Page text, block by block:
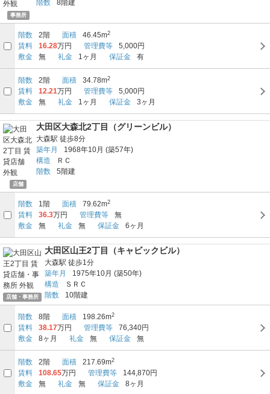
事務所
階数
8階建
階数 2階 面積 46.45m2
賃料 16.28万円 管理費等
5,000円
敷金
無 礼金 1ヶ月 保証金 有
階数 2階 面積 34.78m2
賃料 12.21万円 管理費等
5,000円
敷金
無 礼金 1ヶ月 保証金 3ヶ月
店舗
大田区大森北2丁目（グリーンビル）
大森駅 徒歩8分
築年月
1968年10月 (築57年)
構造
ＲＣ
階数
5階建
階数 1階 面積 79.62m2
賃料 36.3万円 管理費等
無
敷金
無 礼金 無 保証金 6ヶ月
店舗・事務所
大田区山王2丁目（キャビックビル）
大森駅 徒歩1分
築年月
1975年10月 (築50年)
構造
ＳＲＣ
階数
10階建
階数 8階 面積 198.26m2
賃料 38.17万円 管理費等
76,340円
敷金
8ヶ月 礼金 無 保証金 無
階数 2階 面積 217.69m2
賃料 108.65万円 管理費等
144,870円
敷金
無 礼金 無 保証金 8ヶ月